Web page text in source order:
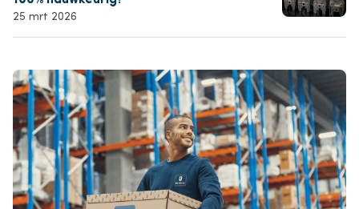
25 mrt 2026